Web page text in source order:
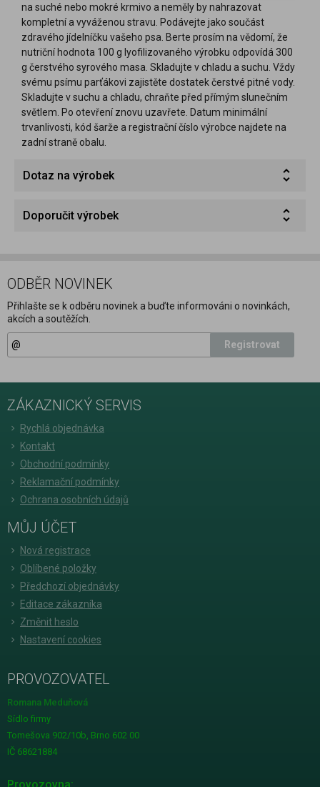
na suché nebo mokré krmivo a neměly by nahrazovat
kompletní a vyváženou stravu. Podávejte jako součást
zdravého jídelníčku vašeho psa. Berte prosím na vědomí, že
nutriční hodnota 100 g lyofilizovaného výrobku odpovídá 300
g čerstvého syrového masa. Skladujte v chladu a suchu. Vždy
svému psímu parťákovi zajistěte dostatek čerstvé pitné vody.
Skladujte v suchu a chladu, chraňte před přímým slunečním
světlem. Po otevření znovu uzavřete. Datum minimální
trvanlivosti, kód šarže a registrační číslo výrobce najdete na
zadní straně obalu.
Dotaz na výrobek
Doporučit výrobek
ODBĚR NOVINEK
Přihlašte se k odběru novinek a buďte informováni o novinkách,
akcích a soutěžích.
Registrovat
ZÁKAZNICKÝ SERVIS
Rychlá objednávka
Kontakt
Obchodní podmínky
Reklamační podmínky
Ochrana osobních údajů
MŮJ ÚČET
Nová registrace
Oblíbené položky
Předchozí objednávky
Editace zákazníka
Změnit heslo
Nastavení cookies
PROVOZOVATEL
Romana Meduňová
Sídlo firmy
Tomešova 902/10b, Brno 602 00
IČ 68621884
Provozovna: